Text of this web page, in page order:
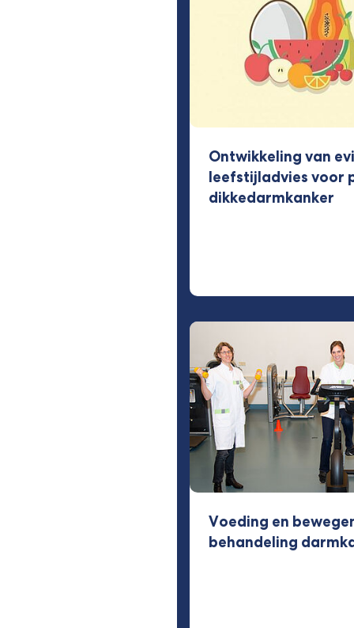
Ontwikkeling van
leefstijladvies voor
dikkedarmkanker
Voeding en
behandeling